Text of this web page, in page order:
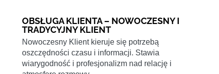
OBSŁUGA KLIENTA – NOWOCZESNY I
TRADYCYJNY KLIENT
Nowoczesny Klient kieruje się potrzebą
oszczędności czasu i informacji. Stawia
wiarygodność i profesjonalizm nad relację i